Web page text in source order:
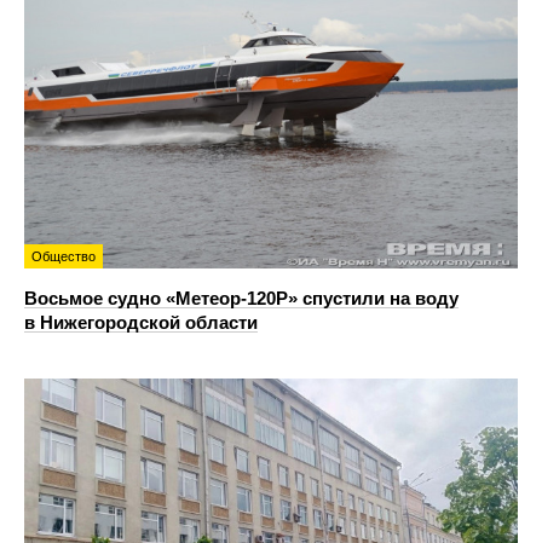
Общество
Восьмое судно «Метеор-120Р» спустили на воду
в Нижегородской области